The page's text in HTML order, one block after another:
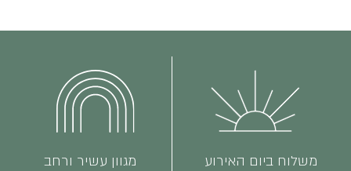
משלוח ביום האירוע מגוון עשיר ורחב